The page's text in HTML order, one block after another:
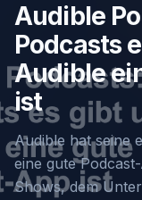
Audible
Podcasts
Audible
ist
Audible hat seine
eine gute
Shows, dem